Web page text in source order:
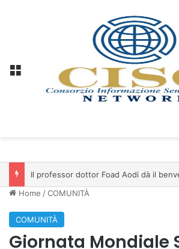
Home /COMUNITÀ
COMUNITÀ
Giornata Mondiale